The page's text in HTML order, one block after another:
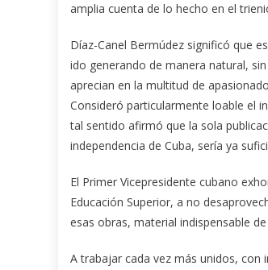
amplia cuenta de lo hecho en el
Díaz-Canel Bermúdez significó que
ido generando de manera natural,
aprecian en la multitud de
Consideró particularmente loable el
tal sentido afirmó que la sola
independencia de Cuba, sería ya
El Primer Vicepresidente cubano
Educación Superior, a no
esas obras, material indispensable
A trabajar cada vez más unidos, con